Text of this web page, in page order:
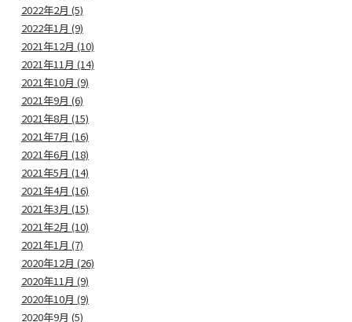
2022年2月 (5)
2022年1月 (9)
2021年12月 (10)
2021年11月 (14)
2021年10月 (9)
2021年9月 (6)
2021年8月 (15)
2021年7月 (16)
2021年6月 (18)
2021年5月 (14)
2021年4月 (16)
2021年3月 (15)
2021年2月 (10)
2021年1月 (7)
2020年12月 (26)
2020年11月 (9)
2020年10月 (9)
2020年9月 (5)